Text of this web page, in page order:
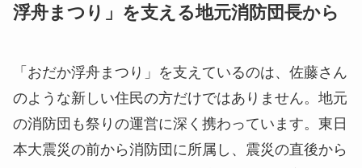
浮舟まつり」を支える地元消防団長から
「おだか浮舟まつり」を支えているのは、佐藤さん
のような新しい住民の方だけではありません。地元
の消防団も祭りの運営に深く携わっています。東日
本大震災の前から消防団に所属し、震災の直後から